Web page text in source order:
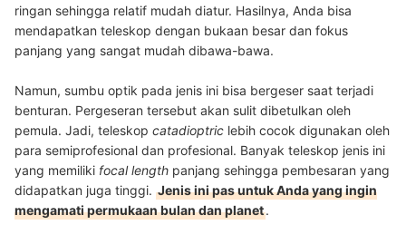
ringan sehingga relatif mudah diatur. Hasilnya, Anda bisa
mendapatkan teleskop dengan bukaan besar dan fokus
panjang yang sangat mudah dibawa-bawa.
Namun, sumbu optik pada jenis ini bisa bergeser saat terjadi
benturan. Pergeseran tersebut akan sulit dibetulkan oleh
pemula. Jadi, teleskop catadioptric lebih cocok digunakan oleh
para semiprofesional dan profesional. Banyak teleskop jenis ini
yang memiliki focal length panjang sehingga pembesaran yang
didapatkan juga tinggi. Jenis ini pas untuk Anda yang ingin
mengamati permukaan bulan dan planet.